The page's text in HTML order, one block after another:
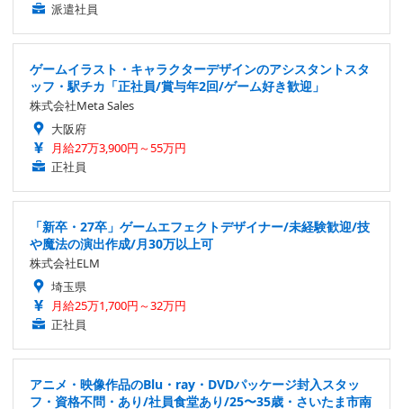
派遣社員
ゲームイラスト・キャラクターデザインのアシスタントスタ
ッフ・駅チカ「正社員/賞与年2回/ゲーム好き歓迎」
株式会社Meta Sales
大阪府
月給27万3,900円～55万円
正社員
「新卒・27卒」ゲームエフェクトデザイナー/未経験歓迎/技
や魔法の演出作成/月30万以上可
株式会社ELM
埼玉県
月給25万1,700円～32万円
正社員
アニメ・映像作品のBlu・ray・DVDパッケージ封入スタッ
フ・資格不問・あり/社員食堂あり/25〜35歳・さいたま市南